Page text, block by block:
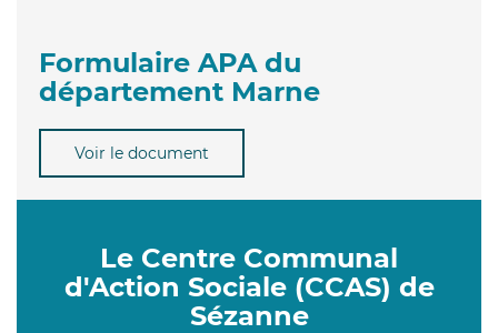
Formulaire APA du
département Marne
Voir le document
Le Centre Communal
d'Action Sociale (CCAS) de
Sézanne